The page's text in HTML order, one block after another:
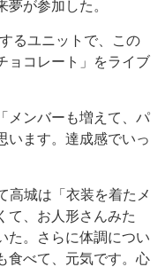
が参加した。
るユニットで、この
ョコレート」をライブ
メンバーも増えて、パ
います。達成感でいっ
城は「衣装を着たメ
て、お人形さんみた
た。さらに体調につい
食べて、元気です。心